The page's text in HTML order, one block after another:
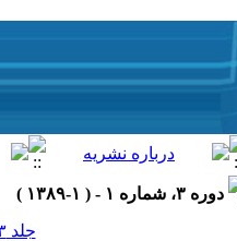
دوره ۳، شماره ۱ - ( ۱-۱۳۸۹ )
جلد ۳ شماره ۱ صفحات ۱۲-۱۱